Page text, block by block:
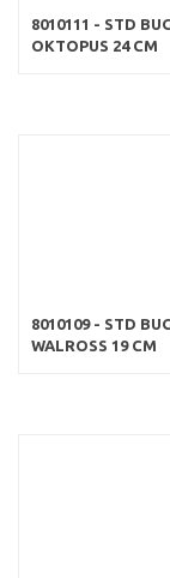
8010111 - STD
OKTOPUS 24 CM
8010109 - STD
WALROSS 19 CM